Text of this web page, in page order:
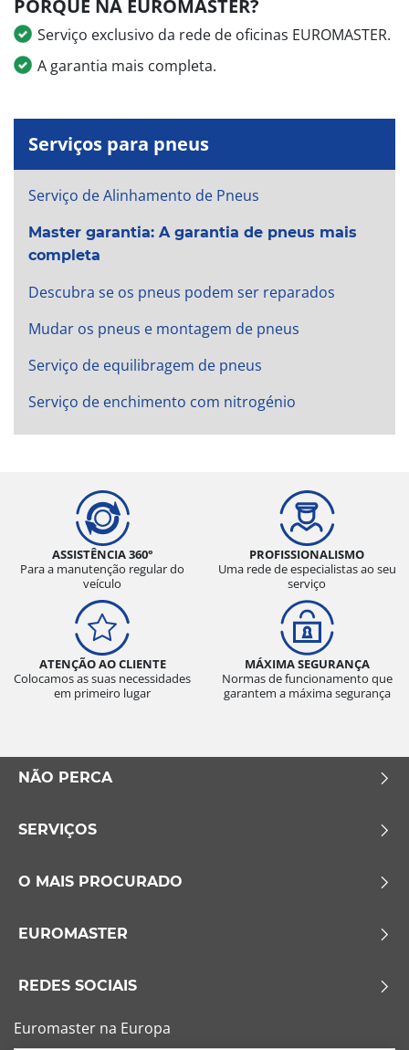
PORQUÊ NA EUROMASTER?
Serviço exclusivo da rede de oficinas EUROMASTER.
A garantia mais completa.
Serviços para pneus
Serviço de Alinhamento de Pneus
Master garantia: A garantia de pneus mais
completa
Descubra se os pneus podem ser reparados
Mudar os pneus e montagem de pneus
Serviço de equilibragem de pneus
Serviço de enchimento com nitrogénio
ASSISTÊNCIA 360°
Para a manutenção regular do
veículo
PROFISSIONALISMO
Uma rede de especialistas ao seu
serviço
ATENÇÃO AO CLIENTE
Colocamos as suas necessidades
em primeiro lugar
MÁXIMA SEGURANÇA
Normas de funcionamento que
garantem a máxima segurança
NÃO PERCA
SERVIÇOS
O MAIS PROCURADO
EUROMASTER
REDES SOCIAIS
Euromaster na Europa